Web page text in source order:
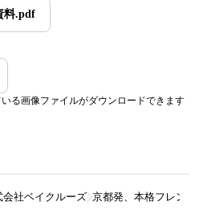
料.pdf
る画像ファイルがダウンロードできます
会社ベイクルーズ 京都発、本格フレンチ